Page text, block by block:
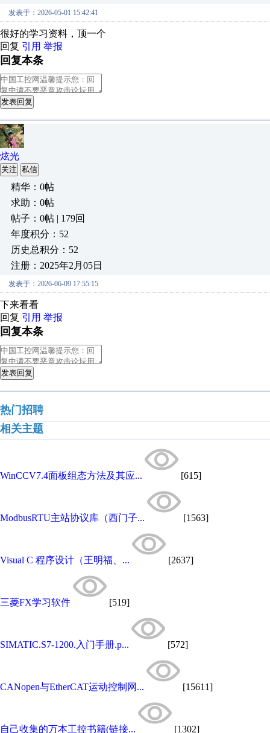
发表于：2026-05-01 15:42:41
很好的学习资料，顶一个
回复 引用 举报
回复本条
发表回复
炫光
关注 私信
精华：0帖
求助：0帖
帖子：0帖 | 179回
年度积分：52
历史总积分：52
注册：2025年2月05日
发表于：2026-06-09 17:55:15
下来看看
回复 引用 举报
回复本条
发表回复
热门招聘
相关主题
WinCCV7.4面板组态方法及其应... [615]
ModbusRTU主站协议库（西门子... [1563]
Visual C 程序设计（王明福、... [2637]
三菱FX学习软件 [519]
SIMATIC.S7-1200.入门手册.p... [572]
CANopen与EtherCAT运动控制网... [15611]
自己收集的万本工控书籍(链接... [1302]